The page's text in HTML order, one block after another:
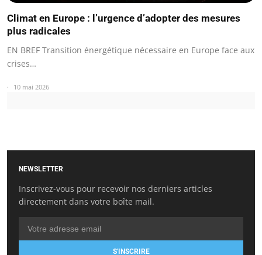
Climat en Europe : l’urgence d’adopter des mesures
plus radicales
EN BREF Transition énergétique nécessaire en Europe face aux
crises…
10 mai 2026
NEWSLETTER
Inscrivez-vous pour recevoir nos derniers articles
directement dans votre boîte mail.
S'INSCRIRE